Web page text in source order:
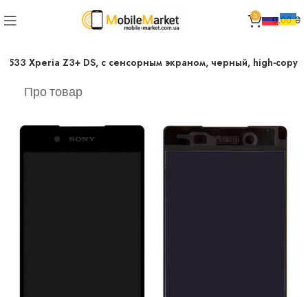
0 0.00₴
Xperia Z3+ DS, с сенсорным экраном, черный, high-copy
Про товар